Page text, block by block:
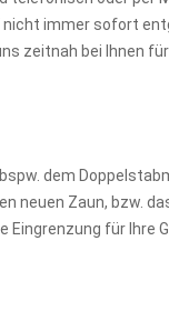
immer sofort
zeitnah bei Ihnen
dem
neuen Zaun, bzw.
für Ihre